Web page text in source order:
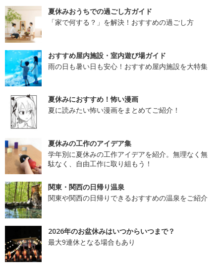
夏休みおうちでの過ごし方ガイド
「家で何する？」を解決！おすすめの過ごし方
おすすめ屋内施設・室内遊び場ガイド
雨の日も暑い日も安心！おすすめ屋内施設を大特集
夏休みにおすすめ！怖い漫画
夏に読みたい怖い漫画をまとめてご紹介！
夏休みの工作のアイデア集
学年別に夏休みの工作アイデアを紹介。無理なく無
駄なく、自由工作に取り組もう！
関東・関西の日帰り温泉
関東や関西の日帰りできるおすすめの温泉をご紹介
2026年のお盆休みはいつからいつまで？
最大9連休となる場合もあり